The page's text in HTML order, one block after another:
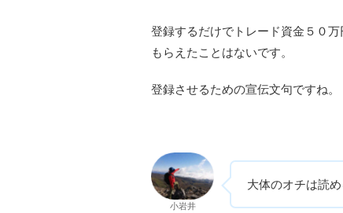
登録するだけでトレード資金５０
もらえたことはないです。
登録させるための宣伝文句ですね。
小岩井
大体のオチは読